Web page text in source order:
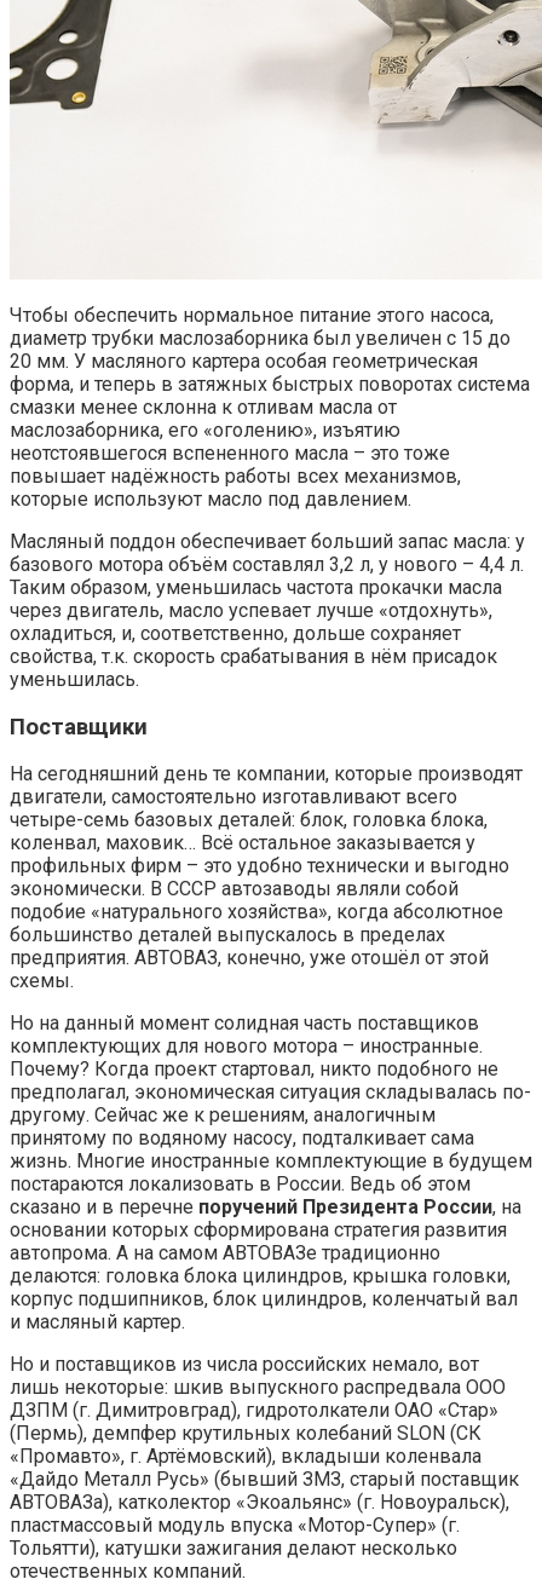
Чтобы обеспечить нормальное питание этого насоса,
диаметр трубки маслозаборника был увеличен с 15 до
20 мм. У масляного картера особая геометрическая
форма, и теперь в затяжных быстрых поворотах система
смазки менее склонна к отливам масла от
маслозаборника, его «оголению», изъятию
неотстоявшегося вспененного масла – это тоже
повышает надёжность работы всех механизмов,
которые используют масло под давлением.
Масляный поддон обеспечивает больший запас масла: у
базового мотора объём составлял 3,2 л, у нового – 4,4 л.
Таким образом, уменьшилась частота прокачки масла
через двигатель, масло успевает лучше «отдохнуть»,
охладиться, и, соответственно, дольше сохраняет
свойства, т.к. скорость срабатывания в нём присадок
уменьшилась.
Поставщики
На сегодняшний день те компании, которые производят
двигатели, самостоятельно изготавливают всего
четыре-семь базовых деталей: блок, головка блока,
коленвал, маховик… Всё остальное заказывается у
профильных фирм – это удобно технически и выгодно
экономически. В СССР автозаводы являли собой
подобие «натурального хозяйства», когда абсолютное
большинство деталей выпускалось в пределах
предприятия. АВТОВАЗ, конечно, уже отошёл от этой
схемы.
Но на данный момент солидная часть поставщиков
комплектующих для нового мотора – иностранные.
Почему? Когда проект стартовал, никто подобного не
предполагал, экономическая ситуация складывалась по-
другому. Сейчас же к решениям, аналогичным
принятому по водяному насосу, подталкивает сама
жизнь. Многие иностранные комплектующие в будущем
постараются локализовать в России. Ведь об этом
сказано и в перечне поручений Президента России, на
основании которых сформирована стратегия развития
автопрома. А на самом АВТОВАЗе традиционно
делаются: головка блока цилиндров, крышка головки,
корпус подшипников, блок цилиндров, коленчатый вал
и масляный картер.
Но и поставщиков из числа российских немало, вот
лишь некоторые: шкив выпускного распредвала ООО
ДЗПМ (г. Димитровград), гидротолкатели ОАО «Стар»
(Пермь), демпфер крутильных колебаний SLON (СК
«Промавто», г. Артёмовский), вкладыши коленвала
«Дайдо Металл Русь» (бывший ЗМЗ, старый поставщик
АВТОВАЗа), катколектор «Экоальянс» (г. Новоуральск),
пластмассовый модуль впуска «Мотор-Супер» (г.
Тольятти), катушки зажигания делают несколько
отечественных компаний.